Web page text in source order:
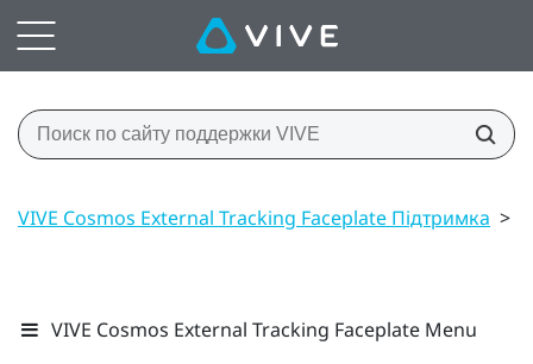
VIVE Cosmos External Tracking Faceplate Підтримка >
VIVE Cosmos External Tracking Faceplate Menu